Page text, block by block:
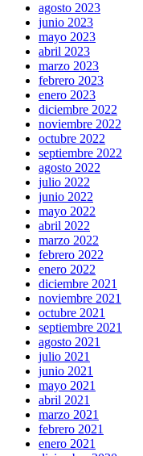
agosto 2023
junio 2023
mayo 2023
abril 2023
marzo 2023
febrero 2023
enero 2023
diciembre 2022
noviembre 2022
octubre 2022
septiembre 2022
agosto 2022
julio 2022
junio 2022
mayo 2022
abril 2022
marzo 2022
febrero 2022
enero 2022
diciembre 2021
noviembre 2021
octubre 2021
septiembre 2021
agosto 2021
julio 2021
junio 2021
mayo 2021
abril 2021
marzo 2021
febrero 2021
enero 2021